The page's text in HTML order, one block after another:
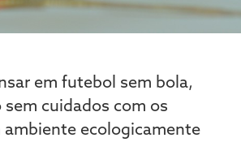
em futebol sem bola,
cuidados com os
ambiente ecologicamente